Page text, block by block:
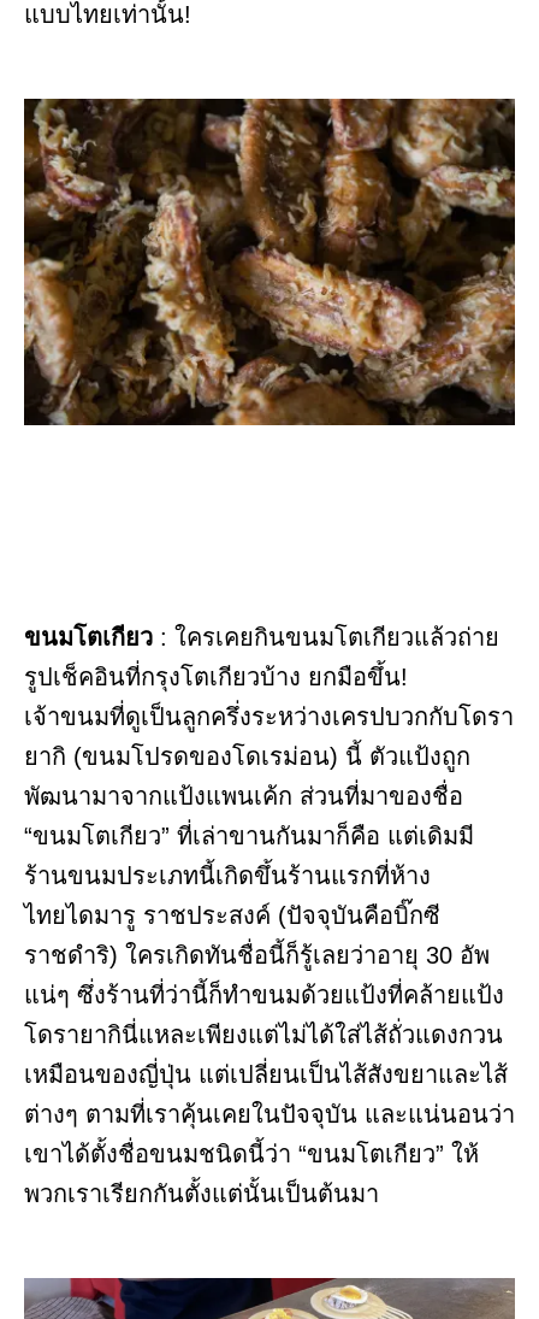
แบบไทยเท่านั้น!
ขนมโตเกียว : ใครเคยกินขนมโตเกียวแล้วถ่าย
รูปเช็คอินที่กรุงโตเกียวบ้าง ยกมือขึ้น!
เจ้าขนมที่ดูเป็นลูกครึ่งระหว่างเครปบวกกับโดรา
ยากิ (ขนมโปรดของโดเรม่อน) นี้ ตัวแป้งถูก
พัฒนามาจากแป้งแพนเค้ก ส่วนที่มาของชื่อ
“ขนมโตเกียว” ที่เล่าขานกันมาก็คือ แต่เดิมมี
ร้านขนมประเภทนี้เกิดขึ้นร้านแรกที่ห้าง
ไทยไดมารู ราชประสงค์ (ปัจจุบันคือบิ๊กซี
ราชดำริ) ใครเกิดทันชื่อนี้ก็รู้เลยว่าอายุ 30 อัพ
แน่ๆ ซึ่งร้านที่ว่านี้ก็ทำขนมด้วยแป้งที่คล้ายแป้ง
โดรายากินี่แหละเพียงแต่ไม่ได้ใส่ไส้ถั่วแดงกวน
เหมือนของญี่ปุ่น แต่เปลี่ยนเป็นไส้สังขยาและไส้
ต่างๆ ตามที่เราคุ้นเคยในปัจจุบัน และแน่นอนว่า
เขาได้ตั้งชื่อขนมชนิดนี้ว่า “ขนมโตเกียว” ให้
พวกเราเรียกกันตั้งแต่นั้นเป็นต้นมา